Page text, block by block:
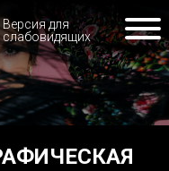
Версия для
слабовидящих